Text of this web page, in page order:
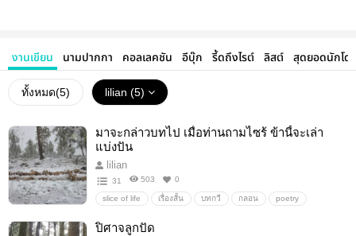
งานเขียน นามปากกา คอลเลคชัน อีบุ๊ก รี้ดถึงไรต์ ลิสต์ สุดยอดนักโด
ทั้งหมด(5) lilian (5)
มาจะกล่าวบทไป เมื่อท่านถามไซร้ ข้านี้จะเล่า
แบ่งปัน
lilian
31 503 0
slice of life เรื่องสั้น บทกวี กลอน poetry
ปิศาจลูกปัด